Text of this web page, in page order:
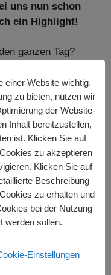
uns nun schon
ein Highlight!
ganzen Tag?
schon den
aus einem
ein Kind laute
zur Betreuung
gesichert.
und
Verkehr ab. Mit
und dem
einer Website wichtig.
zu bieten, nutzen wir
der Website-
Inhalt bereitzustellen,
ist. Klicken Sie auf
zu akzeptieren
Klicken Sie auf
Beschreibung
zu erhalten und
bei der Nutzung
werden sollen.
Einstellungen